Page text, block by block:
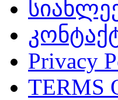
Privacy
TERMS